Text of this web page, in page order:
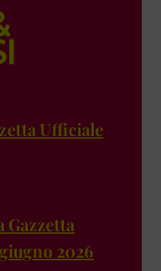
Ufficiale
Gazzetta
2026